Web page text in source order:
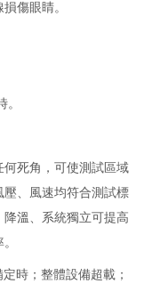
傷眼睛。
何死角，可使測試區域
、風速均符合測試標
溫、系統獨立可提高
時；整體設備超載；